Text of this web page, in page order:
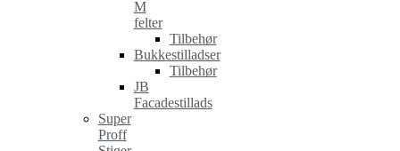
M
felter
Tilbehør
Bukkestilladser
Tilbehør
JB
Facadestillads
Super
Proff